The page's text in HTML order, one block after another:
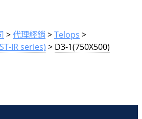
>代理經銷 >Telops >
IR series) > D3-1(750X500)